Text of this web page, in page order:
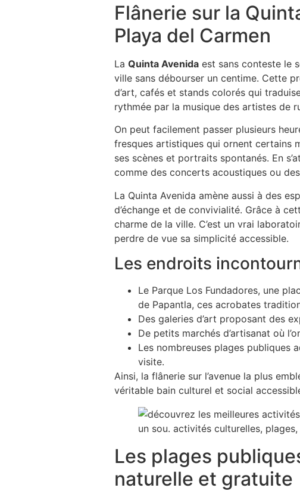
Flânerie sur la
Playa del Carmen
La Quinta Avenida est sans conteste le
ville sans débourser un centime. Cette
d’art, cafés et stands colorés qui
rythmée par la musique des artistes de
On peut facilement passer plusieurs
fresques artistiques qui ornent certains
ses scènes et portraits spontanés. En
comme des concerts acoustiques ou
La Quinta Avenida amène aussi à des
d’échange et de convivialité. Grâce à
charme de la ville. C’est un vrai
perdre de vue sa simplicité accessible.
Les endroits
Le Parque Los Fundadores, une
de Papantla, ces acrobates
Des galeries d’art proposant des
De petits marchés d’artisanat où
Les nombreuses plages publiques
visite.
Ainsi, la flânerie sur l’avenue la plus
véritable bain culturel et social
Les plages
naturelle et gratuite